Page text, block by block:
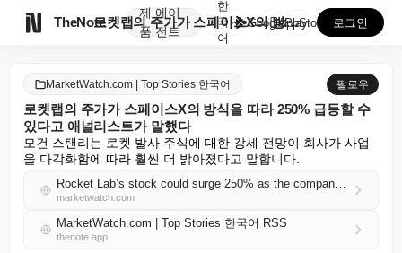
TheNote
제
품
에이
전트
로켓랩의 주가가 스페이스X의 방식을 따라 250% 급등...
한
국
어
GooglePlay
AppStore 로그인
MarketWatch.com | Top Stories 한국어 팔로우
로켓랩의 주가가 스페이스X의 방식을 따라 250% 급등할 수
있다고 애널리스트가 말했다
모건 스탠리는 로켓 발사 주식에 대한 강세 전망이 회사가 사업
을 다각화함에 따라 훨씬 더 밝아졌다고 말합니다.
Rocket Lab’s stock could surge 250% as the company takes a page out of SpaceX’s book, analyst says
marketwatch.com
MarketWatch.com | Top Stories 한국어 RSS
thenote.app